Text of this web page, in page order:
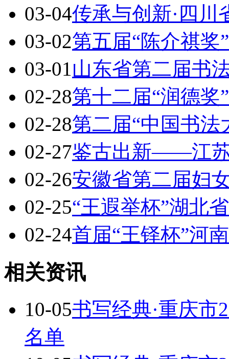
03-04传承与创新·四
03-02第五届“陈介祺
03-01山东省第二届书
02-28第十二届“润德
02-28第二届“中国书
02-27鉴古出新——江
02-26安徽省第二届妇
02-25“王遐举杯”湖北
02-24首届“王铎杯”河
相关资讯
10-05书写经典·重庆市
名单